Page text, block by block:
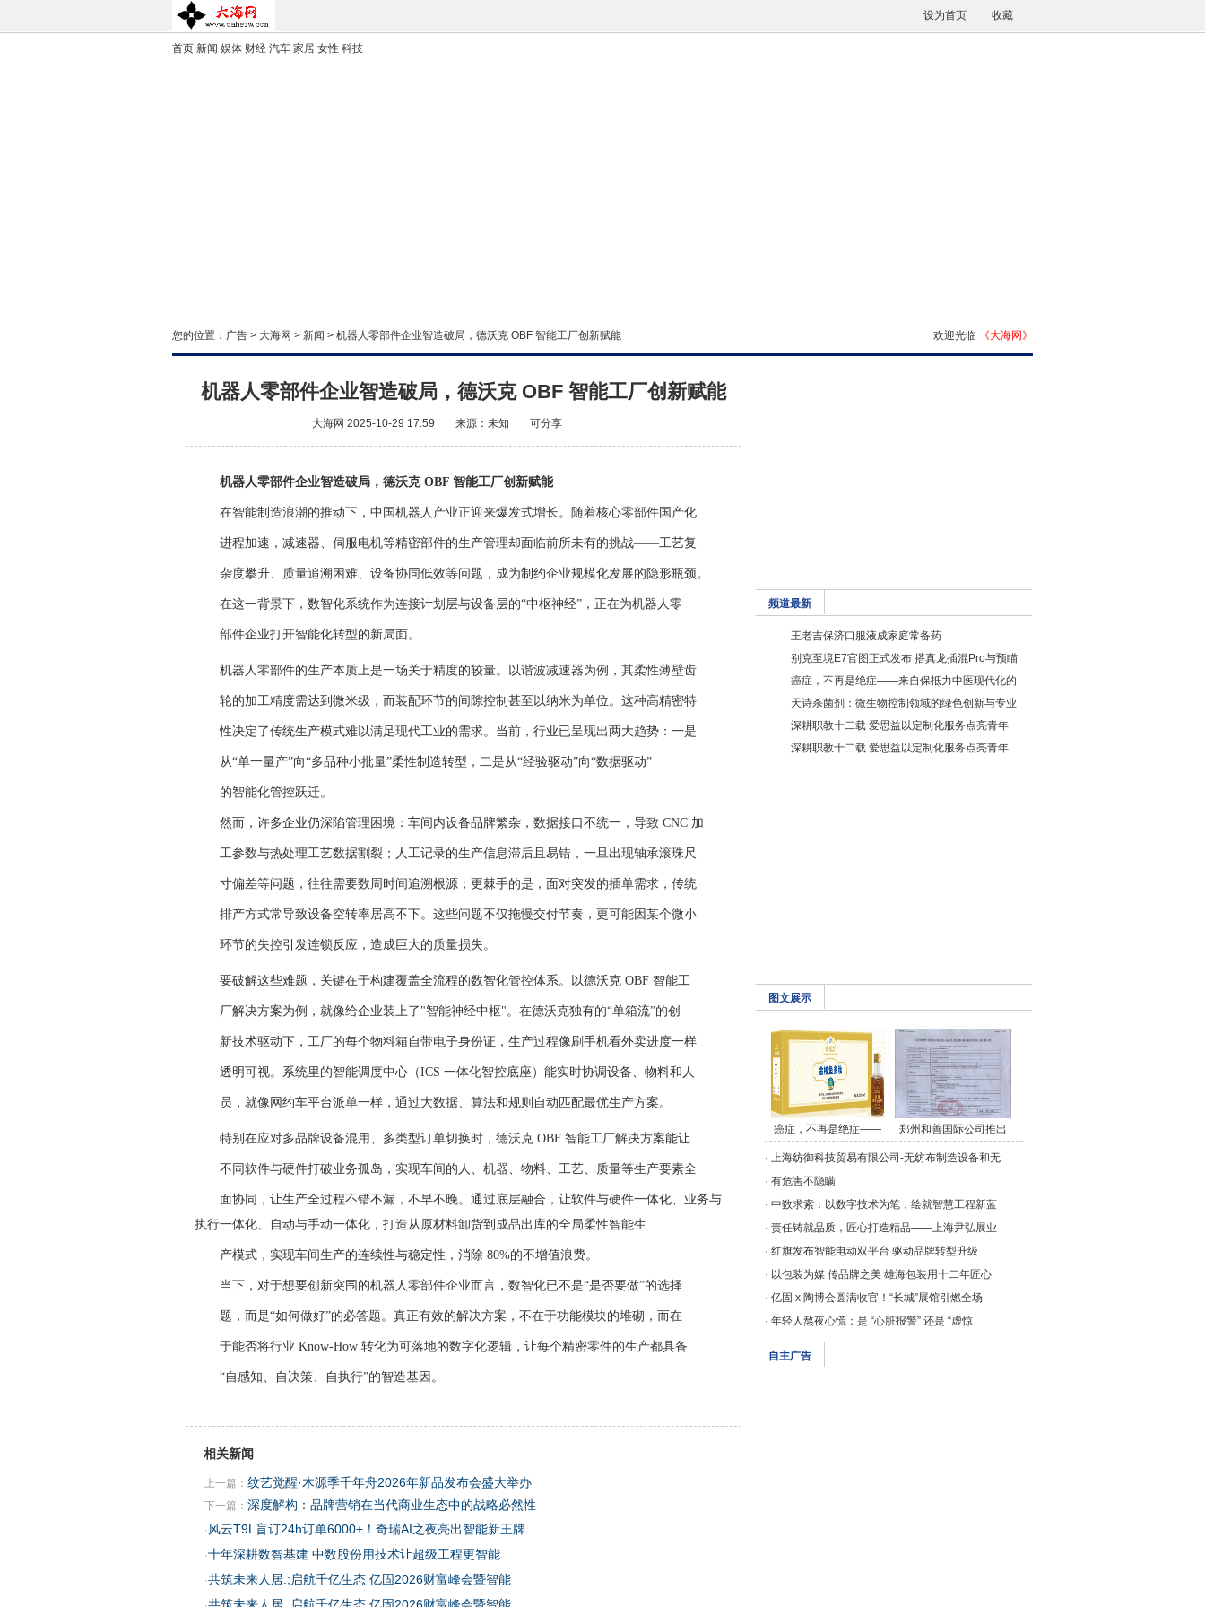
设为首页 收藏
首页 新闻 娱体 财经 汽车 家居 女性 科技
您的位置： 广告 > 大海网 > 新闻 > 机器人零部件企业智造破局，德沃克 OBF 智能工厂创新赋能 欢迎光临 《大海网》
机器人零部件企业智造破局，德沃克 OBF 智能工厂创新赋能
大海网 2025-10-29 17:59 来源：未知 可分享
机器人零部件企业智造破局，德沃克 OBF 智能工厂创新赋能
在智能制造浪潮的推动下，中国机器人产业正迎来爆发式增长。随着核心零部件国产化
进程加速，减速器、伺服电机等精密部件的生产管理却面临前所未有的挑战——工艺复
杂度攀升、质量追溯困难、设备协同低效等问题，成为制约企业规模化发展的隐形瓶颈。
在这一背景下，数智化系统作为连接计划层与设备层的“中枢神经”，正在为机器人零
部件企业打开智能化转型的新局面。
机器人零部件的生产本质上是一场关于精度的较量。以谐波减速器为例，其柔性薄壁齿
轮的加工精度需达到微米级，而装配环节的间隙控制甚至以纳米为单位。这种高精密特
性决定了传统生产模式难以满足现代工业的需求。当前，行业已呈现出两大趋势：一是
从“单一量产”向“多品种小批量”柔性制造转型，二是从“经验驱动”向“数据驱动”
的智能化管控跃迁。
然而，许多企业仍深陷管理困境：车间内设备品牌繁杂，数据接口不统一，导致 CNC 加
工参数与热处理工艺数据割裂；人工记录的生产信息滞后且易错，一旦出现轴承滚珠尺
寸偏差等问题，往往需要数周时间追溯根源；更棘手的是，面对突发的插单需求，传统
排产方式常导致设备空转率居高不下。这些问题不仅拖慢交付节奏，更可能因某个微小
环节的失控引发连锁反应，造成巨大的质量损失。
要破解这些难题，关键在于构建覆盖全流程的数智化管控体系。以德沃克 OBF 智能工
厂解决方案为例，就像给企业装上了"智能神经中枢"。在德沃克独有的“单箱流”的创
新技术驱动下，工厂的每个物料箱自带电子身份证，生产过程像刷手机看外卖进度一样
透明可视。系统里的智能调度中心（ICS 一体化智控底座）能实时协调设备、物料和人
员，就像网约车平台派单一样，通过大数据、算法和规则自动匹配最优生产方案。
特别在应对多品牌设备混用、多类型订单切换时，德沃克 OBF 智能工厂解决方案能让
不同软件与硬件打破业务孤岛，实现车间的人、机器、物料、工艺、质量等生产要素全
面协同，让生产全过程不错不漏，不早不晚。通过底层融合，让软件与硬件一体化、业务与
执行一体化、自动与手动一体化，打造从原材料卸货到成品出库的全局柔性智能生
产模式，实现车间生产的连续性与稳定性，消除 80%的不增值浪费。
当下，对于想要创新突围的机器人零部件企业而言，数智化已不是“是否要做”的选择
题，而是“如何做好”的必答题。真正有效的解决方案，不在于功能模块的堆砌，而在
于能否将行业 Know-How 转化为可落地的数字化逻辑，让每个精密零件的生产都具备
“自感知、自决策、自执行”的智造基因。
相关新闻
上一篇：纹艺觉醒·木源季千年舟2026年新品发布会盛大举办
下一篇： 深度解构：品牌营销在当代商业生态中的战略必然性
· 风云T9L盲订24h订单6000+！奇瑞AI之夜亮出智能新王牌
·十年深耕数智基建 中数股份用技术让超级工程更智能
·共筑未来人居.;启航千亿生态 亿固2026财富峰会暨智能
频道最新
王老吉保济口服液成家庭常备药
别克至境E7官图正式发布 搭真龙插混Pro与预瞄
癌症，不再是绝症——来自保抵力中医现代化的
天诗杀菌剂：微生物控制领域的绿色创新与专业
深耕职教十二载 爱思益以定制化服务点亮青年
深耕职教十二载 爱思益以定制化服务点亮青年
图文展示
癌症，不再是绝症—— 郑州和善国际公司推出
· 上海纺御科技贸易有限公司-无纺布制造设备和无
· 有危害不隐瞒
· 中数求索：以数字技术为笔，绘就智慧工程新蓝
· 责任铸就品质，匠心打造精品——上海尹弘展业
· 红旗发布智能电动双平台 驱动品牌转型升级
· 以包装为媒 传品牌之美 雄海包装用十二年匠心
· 亿固 x 陶博会圆满收官！“长城”展馆引燃全场
· 年轻人熬夜心慌：是 “心脏报警” 还是 “虚惊
自主广告